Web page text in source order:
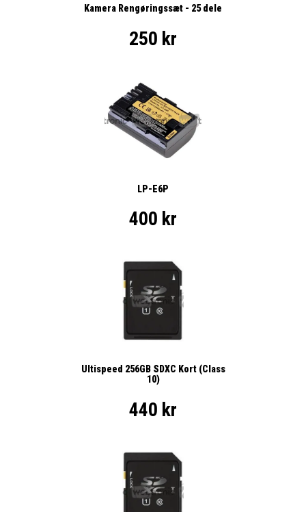
Kamera Rengøringssæt - 25 dele
250 kr
LP-E6P
400 kr
Ultispeed 256GB SDXC Kort (Class
10)
440 kr